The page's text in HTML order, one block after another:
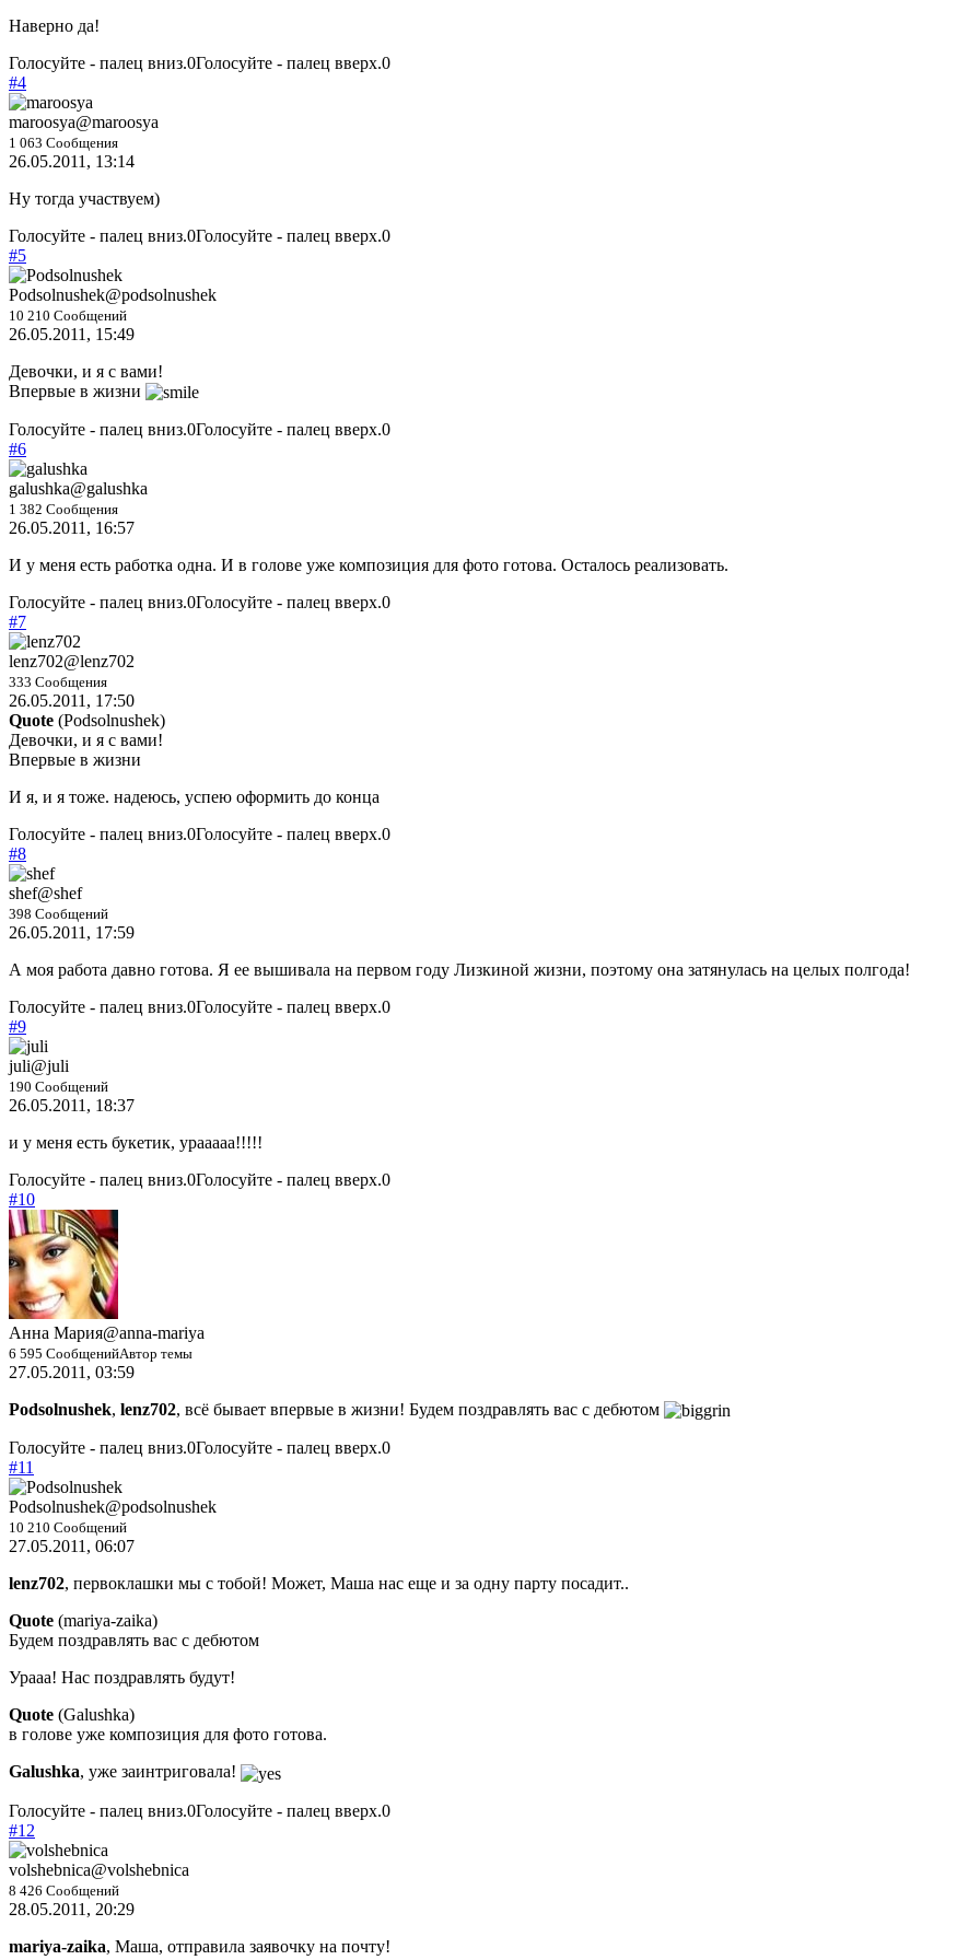
Наверно да!
Голосуйте - палец вниз.0Голосуйте - палец вверх.0
#4
maroosya@maroosya
1 063 Сообщения
26.05.2011, 13:14
Ну тогда участвуем)
Голосуйте - палец вниз.0Голосуйте - палец вверх.0
#5
Podsolnushek@podsolnushek
10 210 Сообщений
26.05.2011, 15:49
Девочки, и я с вами!
Впервые в жизни
Голосуйте - палец вниз.0Голосуйте - палец вверх.0
#6
galushka@galushka
1 382 Сообщения
26.05.2011, 16:57
И у меня есть работка одна. И в голове уже композиция для фото готова. Осталось реализовать.
Голосуйте - палец вниз.0Голосуйте - палец вверх.0
#7
lenz702@lenz702
333 Сообщения
26.05.2011, 17:50
Quote (Podsolnushek)
Девочки, и я с вами!
Впервые в жизни
И я, и я тоже. надеюсь, успею оформить до конца
Голосуйте - палец вниз.0Голосуйте - палец вверх.0
#8
shef@shef
398 Сообщений
26.05.2011, 17:59
А моя работа давно готова. Я ее вышивала на первом году Лизкиной жизни, поэтому она затянулась на целых полгода!
Голосуйте - палец вниз.0Голосуйте - палец вверх.0
#9
juli@juli
190 Сообщений
26.05.2011, 18:37
и у меня есть букетик, урааааа!!!!!
Голосуйте - палец вниз.0Голосуйте - палец вверх.0
#10
Анна Мария@anna-mariya
6 595 СообщенийАвтор темы
27.05.2011, 03:59
Podsolnushek, lenz702, всё бывает впервые в жизни! Будем поздравлять вас с дебютом
Голосуйте - палец вниз.0Голосуйте - палец вверх.0
#11
Podsolnushek@podsolnushek
10 210 Сообщений
27.05.2011, 06:07
lenz702, первоклашки мы с тобой! Может, Маша нас еще и за одну парту посадит..
Quote (mariya-zaika)
Будем поздравлять вас с дебютом
Урааа! Нас поздравлять будут!
Quote (Galushka)
в голове уже композиция для фото готова.
Galushka, уже заинтриговала!
Голосуйте - палец вниз.0Голосуйте - палец вверх.0
#12
volshebnica@volshebnica
8 426 Сообщений
28.05.2011, 20:29
mariya-zaika, Маша, отправила заявочку на почту!